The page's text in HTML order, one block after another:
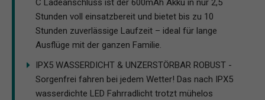
Stunden voll einsatzbereit und bietet bis zu 10
Stunden zuverlässige Laufzeit – ideal für lange
Ausflüge mit der ganzen Familie.
IPX5 WASSERDICHT & UNZERSTÖRBAR ROBUST -
Sorgenfrei fahren bei jedem Wetter! Das nach IPX5
wasserdichte LED Fahrradlicht trotzt mühelos